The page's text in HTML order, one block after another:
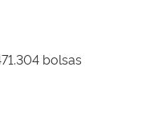
bolsas